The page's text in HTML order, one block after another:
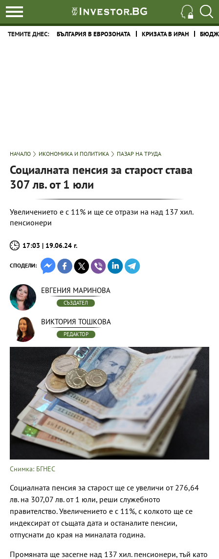
ТЕМИТЕ ДНЕС: БЪЛГАРИЯ В ЕВРОЗОНАТА КРИЗАТА В ИРАН
НАЧАЛО ИКОНОМИКА И ПОЛИТИКА ПАЗАР НА ТРУДА
Социалната пенсия за старост става
307 лв. от 1 юли
Увеличението е с 11% и ще се отрази на над 137 хил.
пенсионери
17:03 | 19.06.24 г.
СПОДЕЛИ:
ЕВГЕНИЯ МАРИНОВА
СЪЗДАТЕЛ
ВИКТОРИЯ ТОШКОВА
РЕДАКТОР
Снимка: БГНЕС
Социалната пенсия за старост ще се увеличи от 276,64
лв. на 307,07 лв. от 1 юли, реши служебното
правителство. Увеличението е с 11%, с колкото ще се
индексират от същата дата и останалите пенсии,
отпуснати до края на миналата година.
Промяната ще засегне над 137 хил. пенсионери, тъй като